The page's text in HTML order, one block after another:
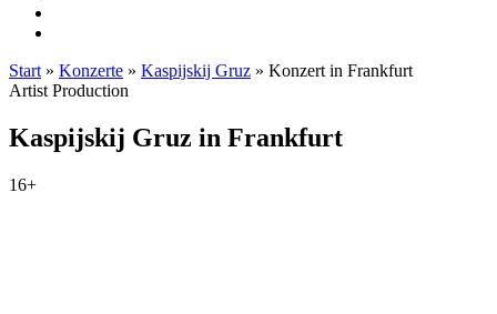
Start » Konzerte » Kaspijskij Gruz » Konzert in Frankfurt
Artist Production
Kaspijskij Gruz in Frankfurt
16+